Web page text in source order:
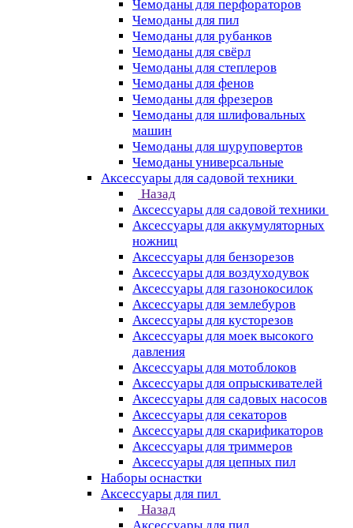
Чемоданы для перфораторов
Чемоданы для пил
Чемоданы для рубанков
Чемоданы для свёрл
Чемоданы для степлеров
Чемоданы для фенов
Чемоданы для фрезеров
Чемоданы для шлифовальных
машин
Чемоданы для шуруповертов
Чемоданы универсальные
Аксессуары для садовой техники
Назад
Аксессуары для садовой техники
Аксессуары для аккумуляторных
ножниц
Аксессуары для бензорезов
Аксессуары для воздуходувок
Аксессуары для газонокосилок
Аксессуары для землебуров
Аксессуары для кусторезов
Аксессуары для моек высокого
давления
Аксессуары для мотоблоков
Аксессуары для опрыскивателей
Аксессуары для садовых насосов
Аксессуары для секаторов
Аксессуары для скарификаторов
Аксессуары для триммеров
Аксессуары для цепных пил
Наборы оснастки
Аксессуары для пил
Назад